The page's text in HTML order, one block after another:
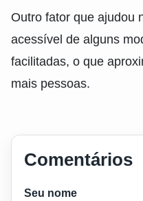
Outro fator que ajudou
acessível de alguns
facilitadas, o que
mais pessoas.
Comentários
Seu nome